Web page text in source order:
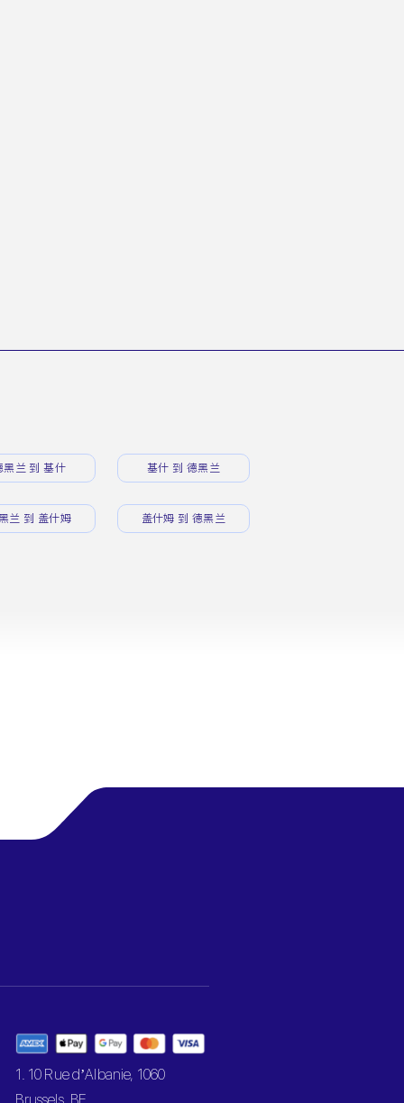
黑兰 到 基什 基什 到 德黑兰
兰 到 盖什姆 盖什姆 到 德黑兰
1. 10 Rue d’Albanie, 1060